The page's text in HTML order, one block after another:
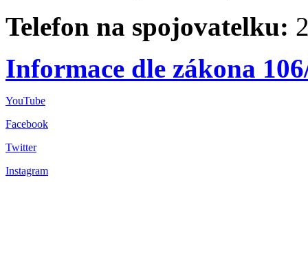
Telefon na spojovatelku:
Informace dle zákona
YouTube
Facebook
Twitter
Instagram